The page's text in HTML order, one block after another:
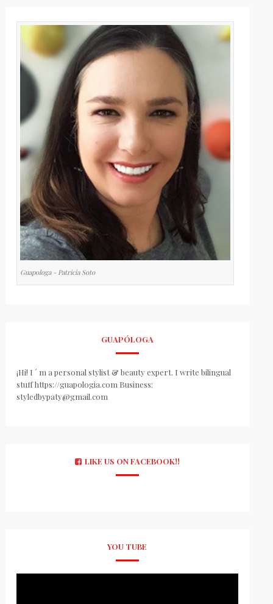
Guapologa - Patricia Soto
GUAPÓLOGA
¡Hi! I ´ m a personal stylist & beauty expert. I write bilingual
stuff https://guapologia.com Business:
styledbypaty@gmail.com
LIKE US ON FACEBOOK!!
YOU TUBE